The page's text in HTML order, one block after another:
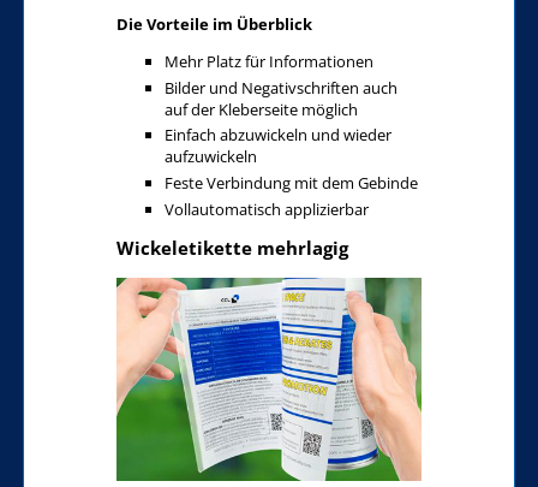
Die Vorteile im Überblick
Mehr Platz für Informationen
Bilder und Negativschriften auch
auf der Kleberseite möglich
Einfach abzuwickeln und wieder
aufzuwickeln
Feste Verbindung mit dem Gebinde
Vollautomatisch applizierbar
Wickeletikette mehrlagig